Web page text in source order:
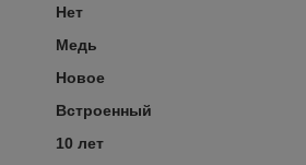
Нет
Медь
Новое
Встроенный
10 лет